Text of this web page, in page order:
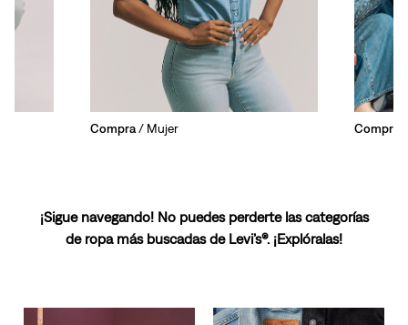
Compra/ Mujer Compra
¡Sigue navegando! No puedes perderte las categorías
de ropa más buscadas de Levi’s®. ¡Explóralas!